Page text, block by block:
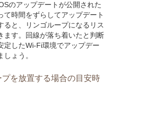
のアップデートが公開された
て時間をずらしてアップデート
ると、リンゴループになるリス
ます。回線が落ち着いたと判断
定したWi-Fi環境でアップデー
しょう。
プを放置する場合の目安時